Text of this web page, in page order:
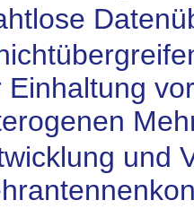
Einhaltung
und